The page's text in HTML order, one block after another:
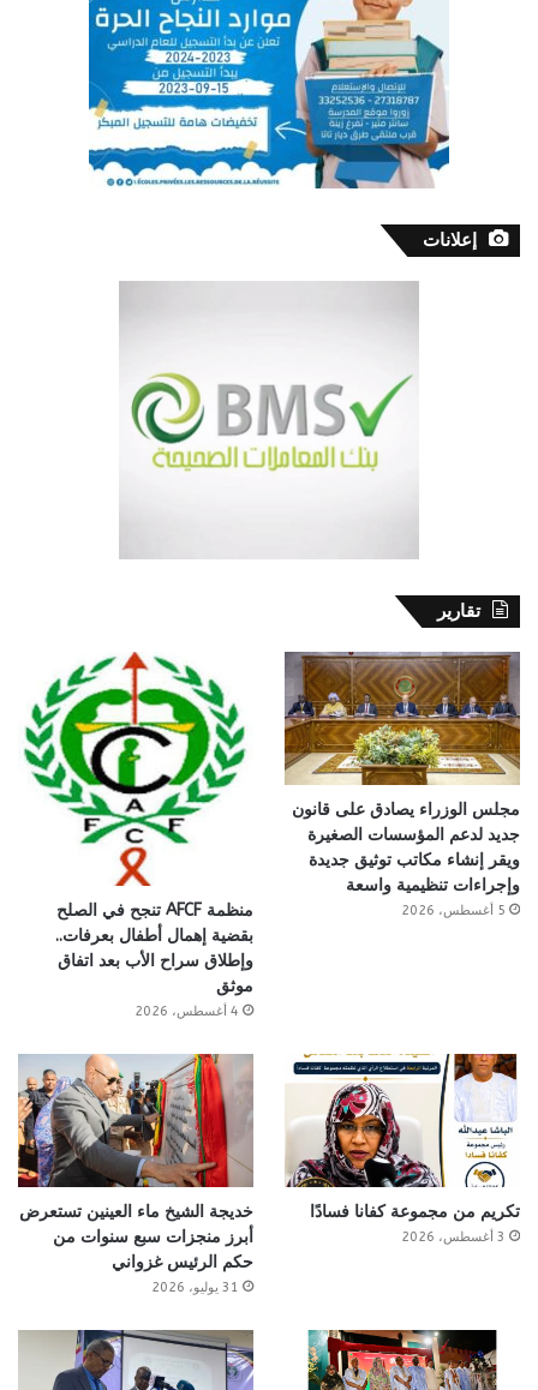
إعلانات
تقارير
مجلس الوزراء يصادق على قانون
جديد لدعم المؤسسات الصغيرة
ويقر إنشاء مكاتب توثيق جديدة
وإجراءات تنظيمية واسعة
5 أغسطس، 2026
منظمة AFCF تنجح في الصلح
بقضية إهمال أطفال بعرفات..
وإطلاق سراح الأب بعد اتفاق
موثق
4 أغسطس، 2026
تكريم من مجموعة كفانا فسادًا
3 أغسطس، 2026
خديجة الشيخ ماء العينين تستعرض
أبرز منجزات سبع سنوات من
حكم الرئيس غزواني
31 يوليو، 2026